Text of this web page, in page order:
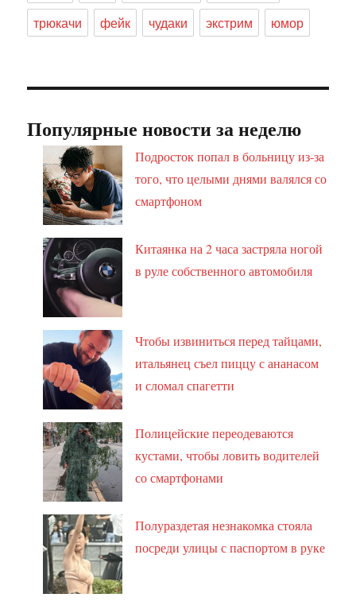
трюкачи
фейк чудаки экстрим юмор
Популярные новости за неделю
Подросток попал в больницу из-за
того, что целыми днями валялся со
смартфоном
Китаянка на 2 часа застряла ногой
в руле собственного автомобиля
Чтобы извиниться перед тайцами,
итальянец съел пиццу с ананасом
и сломал спагетти
Полицейские переодеваются
кустами, чтобы ловить водителей
со смартфонами
Полураздетая незнакомка стояла
посреди улицы с паспортом в руке